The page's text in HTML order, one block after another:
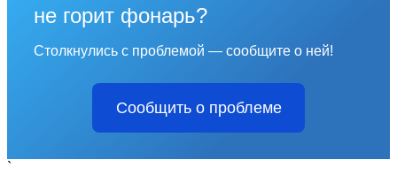
не горит фонарь?
Столкнулись с проблемой — сообщите о ней!
Сообщить о проблеме
`